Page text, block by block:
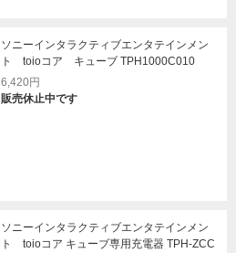
ソニーインタラクティブエンタテインメン
ト toioコア キューブ TPH1000C010
6,420円
販売休止中です
ソニーインタラクティブエンタテインメン
ト toioコア キューブ専用充電器 TPH-ZCC